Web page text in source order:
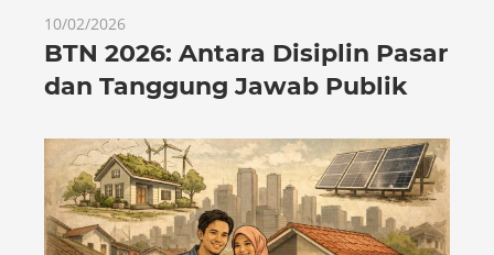
10/02/2026
BTN 2026: Antara Disiplin Pasar
dan Tanggung Jawab Publik